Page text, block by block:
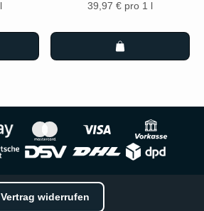
39,97 € pro 1 l
Vertrag widerrufen